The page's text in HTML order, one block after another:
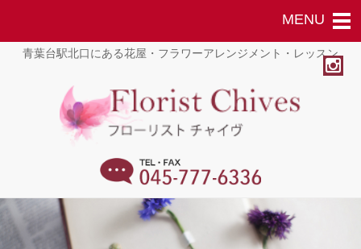
青葉台駅北口にある花屋・フラワーアレンジメント・レッスン